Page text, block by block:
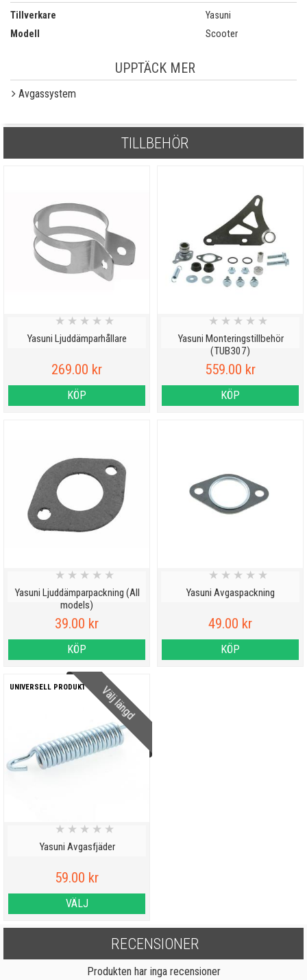
Tillverkare
Yasuni
Modell
Scooter
UPPTÄCK MER
Avgassystem
TILLBEHÖR
Yasuni Ljuddämparhållare
★ ★ ★ ★ ★
269.00 kr
KÖP
Yasuni Monteringstillbehör
(TUB307)
★ ★ ★ ★ ★
559.00 kr
KÖP
Yasuni Ljuddämparpackning (All
models)
★ ★ ★ ★ ★
39.00 kr
KÖP
Yasuni Avgaspackning
★ ★ ★ ★ ★
49.00 kr
KÖP
Välj längd
UNIVERSELL PRODUKT
Yasuni Avgasfjäder
★ ★ ★ ★ ★
59.00 kr
VÄLJ
RECENSIONER
Produkten har inga recensioner